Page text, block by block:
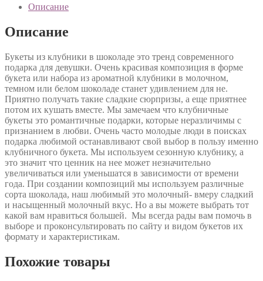
Описание
Описание
Букеты из клубники в шоколаде это тренд современного
подарка для девушки. Очень красивая композиция в форме
букета или набора из ароматной клубники в молочном,
темном или белом шоколаде станет удивлением для не.
Приятно получать такие сладкие сюрпризы, а еще приятнее
потом их кушать вместе. Мы замечаем что клубничные
букеты это романтичные подарки, которые неразличимы с
признанием в любви. Очень часто молодые люди в поисках
подарка любимой останавливают свой выбор в пользу именно
клубничного букета. Мы используем сезонную клубнику, а
это значит что ценник на нее может незначительно
увеличиваться или уменьшатся в зависимости от времени
года. При создании композиций мы используем различные
сорта шоколада, наш любимый это молочный- вмеру сладкий
и насыщенный молочный вкус. Но а вы можете выбрать тот
какой вам нравиться большей. Мы всегда рады вам помочь в
выборе и проконсультировать по сайту и видом букетов их
формату и характеристикам.
Похожие товары